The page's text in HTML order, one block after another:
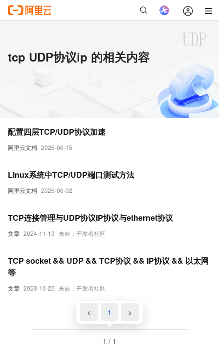
tcp UDP协议ip 的相关内容
阿里云文档 2026-06-15
配置四层TCP/UDP协议加速
阿里云文档 2026-06-02
Linux系统中TCP/UDP端口测试方法
文章 2024-11-13 来自：开发者社区
TCP连接管理与UDP协议IP协议与ethernet协议
文章 2023-10-25 来自：开发者社区
TCP socket && UDP && TCP协议 && IP协议 && 以太网
等
< 1 >
1 / 1